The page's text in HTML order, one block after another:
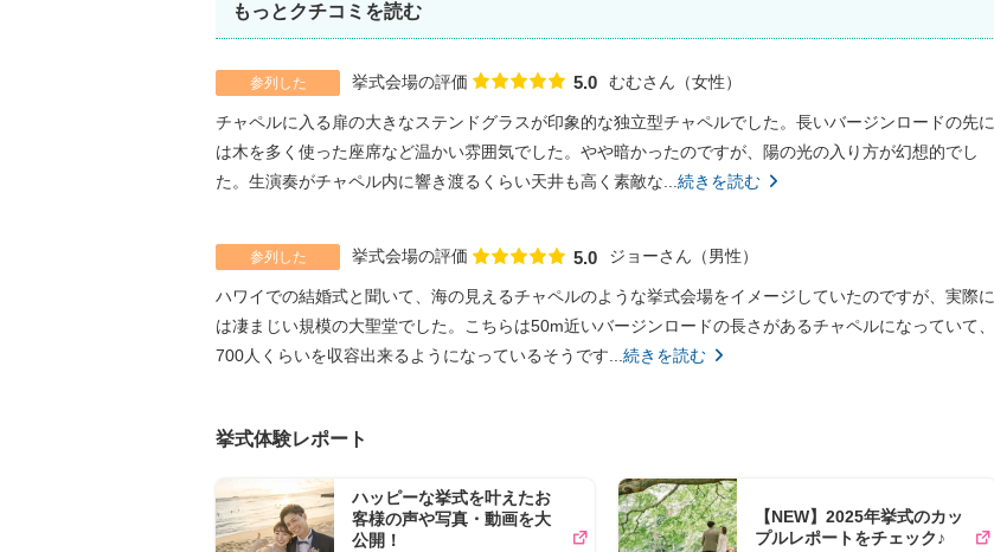
もっとクチコミを読む
参列した 挙式会場の評価 点数
5.0 むむさん 女性
チャペルに入る扉の大きなステンドグラスが印象的な独立型チャペルでした。長いバージンロードの先に
は木を多く使った座席など温かい雰囲気でした。やや暗かったのですが、陽の光の入り方が幻想的でし
た。生演奏がチャペル内に響き渡るくらい天井も高く素敵な... 続きを読む
参列した 挙式会場の評価 点数
5.0 ジョーさん 男性
ハワイでの結婚式と聞いて、海の見えるチャペルのような挙式会場をイメージしていたのですが、実際に
は凄まじい規模の大聖堂でした。こちらは50m近いバージンロードの長さがあるチャペルになっていて、
700人くらいを収容出来るようになっているそうです... 続きを読む
挙式体験レポート
ハッピーな挙式を叶えたお
客様の声や写真​・動画を​大
公開！
【NEW】2025年挙式のカッ
プルレポートをチェック♪